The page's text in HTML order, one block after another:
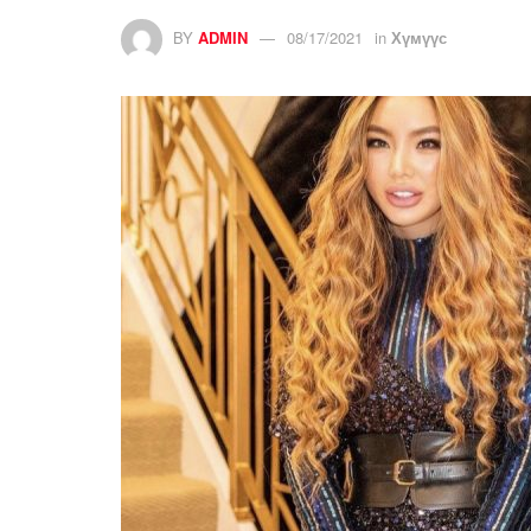
BY ADMIN 08/17/2021 in Хүмүүс